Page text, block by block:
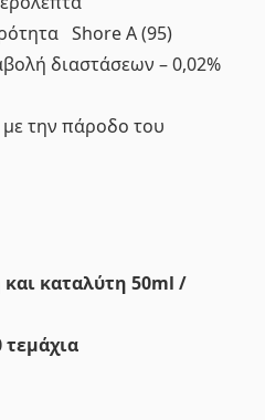
Shore A (95)
διαστάσεων – 0,02%
την πάροδο του
καταλύτη 50ml /
τεμάχια